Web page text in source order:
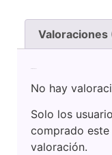
Valoraciones
No hay
Solo los
comprado
valoración.